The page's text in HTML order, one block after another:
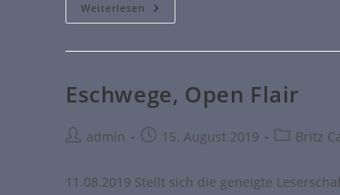
Weiterlesen
Eschwege, Open Flair
admin 15. August 2019 Britz
11.08.2019 Stellt sich die geneigte